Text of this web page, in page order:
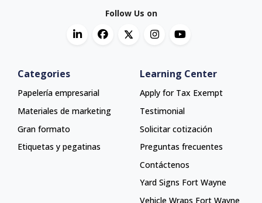
Follow Us on
Categories
Papelería empresarial
Materiales de marketing
Gran formato
Etiquetas y pegatinas
Learning Center
Apply for Tax Exempt
Testimonial
Solicitar cotización
Preguntas frecuentes
Contáctenos
Yard Signs Fort Wayne
Yard Signs Fort Wayne
Vehicle Wraps Fort Wayne